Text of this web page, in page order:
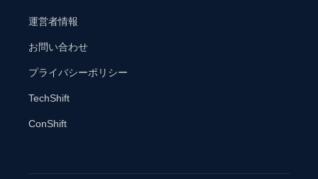
運営者情報
お問い合わせ
プライバシーポリシー
TechShift
ConShift